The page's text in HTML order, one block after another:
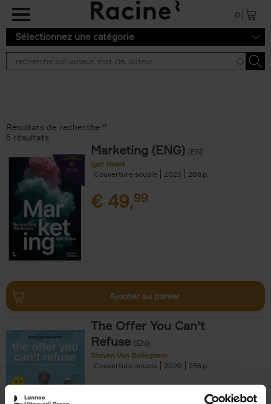
Aller au contenu principal
0
Sélectionnez une catégorie
Résultats de recherche ''
5 résultats
Marketing (ENG) (EN)
Igor Nowé
Couverture souple
2025 208
€ 49,99
Ajouter au panier
The Offer You Can't
Refuse (EN)
Steven Van Belleghem
Couverture souple
2020 256
€37,50